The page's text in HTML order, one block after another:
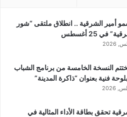
أمير الشرقية .. انطلاق ملتقى “شور
في 25 أغسطس
النسخة الخامسة من برنامج الشباب
فنية بعنوان “ذاكرة المدينة”
تحقق بطاقة الأداء المثالية في